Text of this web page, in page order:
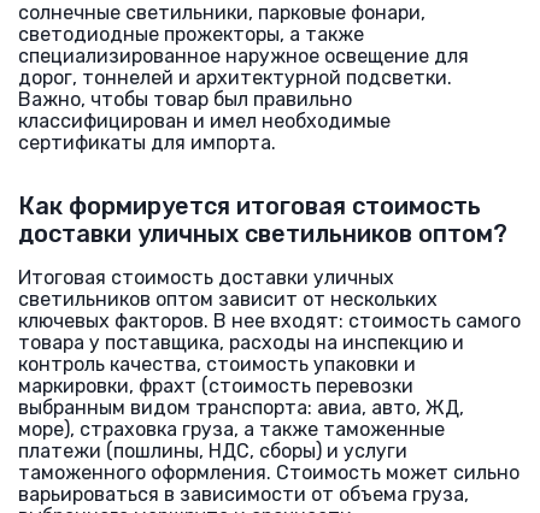
солнечные светильники, парковые фонари,
светодиодные прожекторы, а также
специализированное наружное освещение для
дорог, тоннелей и архитектурной подсветки.
Важно, чтобы товар был правильно
классифицирован и имел необходимые
сертификаты для импорта.
Как формируется итоговая стоимость
доставки уличных светильников оптом?
Итоговая стоимость доставки уличных
светильников оптом зависит от нескольких
ключевых факторов. В нее входят: стоимость самого
товара у поставщика, расходы на инспекцию и
контроль качества, стоимость упаковки и
маркировки, фрахт (стоимость перевозки
выбранным видом транспорта: авиа, авто, ЖД,
море), страховка груза, а также таможенные
платежи (пошлины, НДС, сборы) и услуги
таможенного оформления. Стоимость может сильно
варьироваться в зависимости от объема груза,